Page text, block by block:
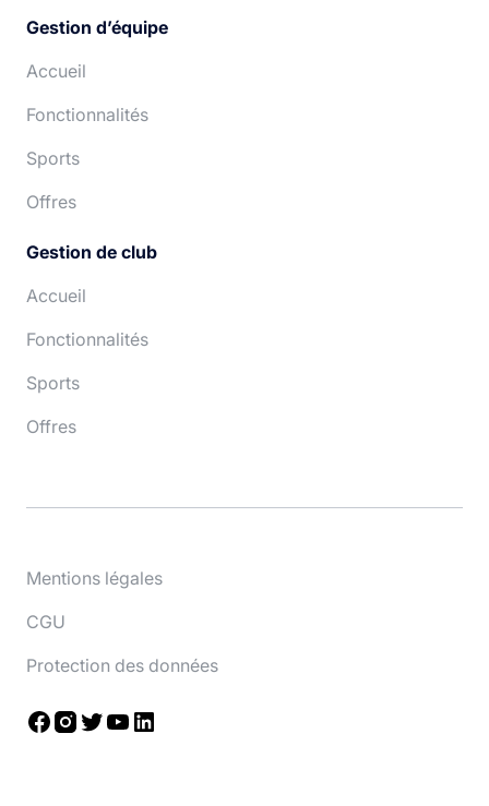
Gestion d’équipe
Accueil
Fonctionnalités
Sports
Offres
Gestion de club
Accueil
Fonctionnalités
Sports
Offres
Mentions légales
CGU
Protection des données
Facebook
Instagram
TwitterYouTube